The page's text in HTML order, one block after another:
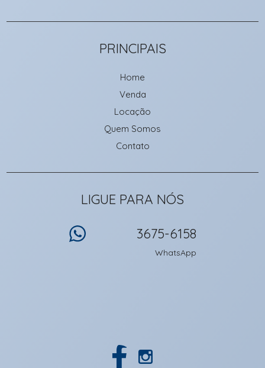
PRINCIPAIS
Home
Venda
Locação
Quem Somos
Contato
LIGUE PARA NÓS
3675-6158
WhatsApp